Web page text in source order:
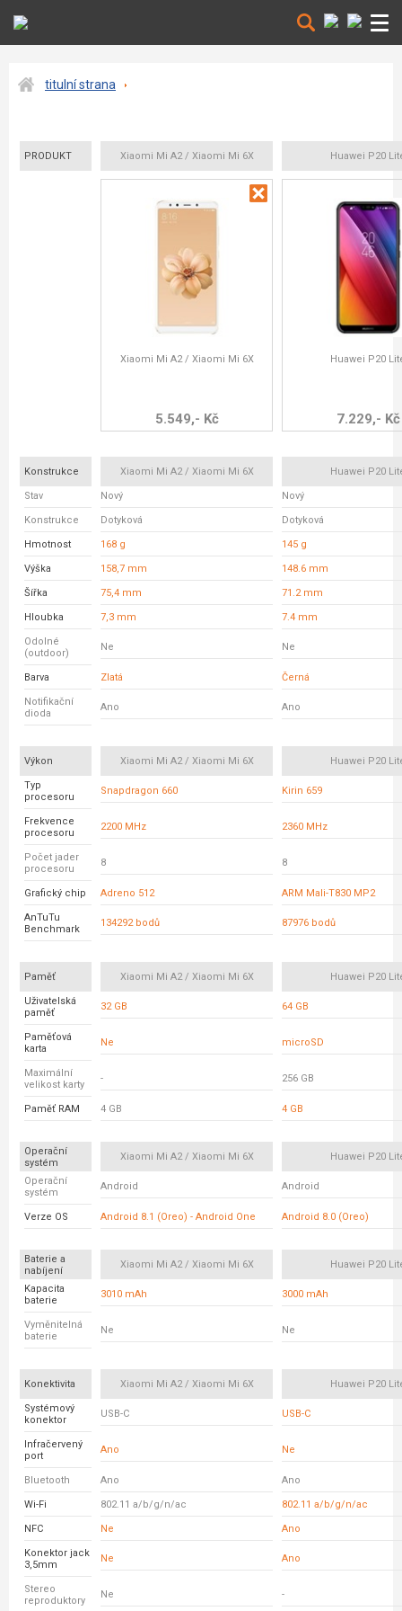
titulní strana
PRODUKT Xiaomi Mi A2 / Xiaomi Mi 6X Huawei P20
Xiaomi Mi A2 / Xiaomi Mi 6X
5.549,- Kč
Huawei P20
7.229,- Kč
Konstrukce Xiaomi Mi A2 / Xiaomi Mi 6X Huawei P20
Stav Nový Nový
Konstrukce Dotyková Dotyková
Hmotnost 168 g 145 g
Výška 158,7 mm 148.6 mm
Šířka 75,4 mm 71.2 mm
Hloubka 7,3 mm 7.4 mm
Odolné
(outdoor)
Ne Ne
Barva Zlatá Černá
Notifikační
dioda
Ano Ano
Výkon Xiaomi Mi A2 / Xiaomi Mi 6X Huawei P20
Typ
procesoru
Snapdragon 660 Kirin 659
Frekvence
procesoru
2200 MHz 2360 MHz
Počet jader
procesoru
8 8
Grafický chip Adreno 512 ARM Mali-T830 MP2
AnTuTu
Benchmark
134292 bodů 87976 bodů
Paměť Xiaomi Mi A2 / Xiaomi Mi 6X Huawei P20
Uživatelská
paměť
32 GB 64 GB
Paměťová
karta
Ne microSD
Maximální
velikost karty
- 256 GB
Paměť RAM 4 GB 4 GB
Operační
systém
Xiaomi Mi A2 / Xiaomi Mi 6X Huawei P20
Operační
systém
Android Android
Verze OS Android 8.1 (Oreo) - Android One Android 8.0 (Oreo)
Baterie a
nabíjení
Xiaomi Mi A2 / Xiaomi Mi 6X Huawei P20
Kapacita
baterie
3010 mAh 3000 mAh
Vyměnitelná
baterie
Ne Ne
Konektivita Xiaomi Mi A2 / Xiaomi Mi 6X Huawei P20
Systémový
konektor
USB-C USB-C
Infračervený
port
Ano Ne
Bluetooth Ano Ano
Wi-Fi 802.11 a/b/g/n/ac 802.11 a/b/g/n/ac
NFC Ne Ano
Konektor jack
3,5mm
Ne Ano
Stereo
reproduktory
Ne -